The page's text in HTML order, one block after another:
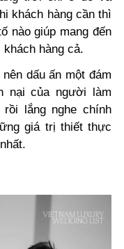
khách hàng cần thì
nào giúp mang đến
hàng cả.
dấu ấn một đám
nại của người làm
lắng nghe chính
giá trị thiết thực